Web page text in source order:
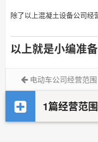
除了以上混凝土设备公司经
以上就是小编准
电动车公司经营范围
1篇经营范